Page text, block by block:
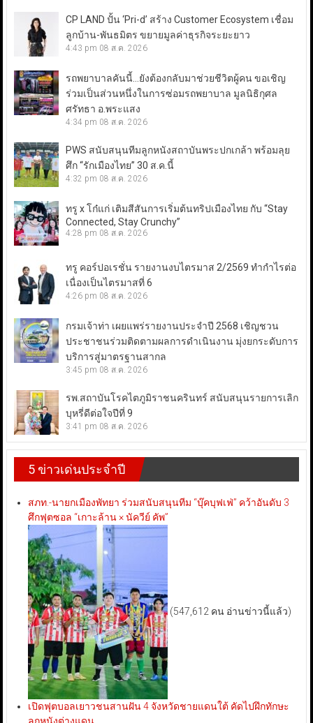
CP LAND ปั้น ‘Pri-d’ สร้าง Customer Ecosystem เชื่อม
ลูกบ้าน-พันธมิตร ขยายมูลค่าธุรกิจระยะยาว
4:43 pm 08 ส.ค. 2026
รถพยาบาลคันนี้…ยังต้องกลับมาช่วยชีวิตผู้คน ขอเชิญ
ร่วมเป็นส่วนหนึ่งในการซ่อมรถพยาบาล มูลนิธิกุศล
ศรัทธา อ.พระแสง
4:34 pm 08 ส.ค. 2026
PWS สนับสนุนทีมลูกหนังสถาบันพระปกเกล้า พร้อมลุย
ศึก “รักเมืองไทย” 30 ส.ค.นี้
4:32 pm 08 ส.ค. 2026
ทรู x โก๋แก่ เติมสีสันการเริ่มต้นทริปเมืองไทย กับ “Stay
Connected, Stay Crunchy”
4:28 pm 08 ส.ค. 2026
ทรู คอร์ปอเรชั่น รายงานงบไตรมาส 2/2569 ทำกำไรต่อ
เนื่องเป็นไตรมาสที่ 6
4:26 pm 08 ส.ค. 2026
กรมเจ้าท่า เผยแพร่รายงานประจำปี 2568 เชิญชวน
ประชาชนร่วมติดตามผลการดำเนินงาน มุ่งยกระดับการ
บริการสู่มาตรฐานสากล
3:45 pm 08 ส.ค. 2026
รพ.สถาบันโรคไตภูมิราชนครินทร์ สนับสนุนรายการเลิก
บุหรี่ดีต่อใจปีที่ 9
3:41 pm 08 ส.ค. 2026
5 ข่าวเด่นประจำปี
สภท.-นายกเมืองพัทยา ร่วมสนับสนุนทีม “บุ๊คบุฟเฟ่” คว้าอันดับ 3
ศึกฟุตซอล “เกาะล้าน × นัควีย์ คัพ”
(547,612 คน อ่านข่าวนี้แล้ว)
เปิดฟุตบอลเยาวชนสานฝัน 4 จังหวัดชายแดนใต้ คัดไปฝึกทักษะ